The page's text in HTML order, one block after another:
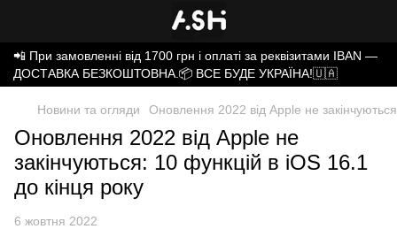
📲 При замовленні від 1700 грн і оплаті за реквізитами IBAN —
ДОСТАВКА БЕЗКОШТОВНА.📦 ВСЕ БУДЕ УКРАЇНА!🇺🇦
Новини та огляди Оновлення 2022 від Apple не
Оновлення 2022 від Apple не
закінчуються: 10 функцій в iOS 16.1
до кінця року
6 жовтня 2022